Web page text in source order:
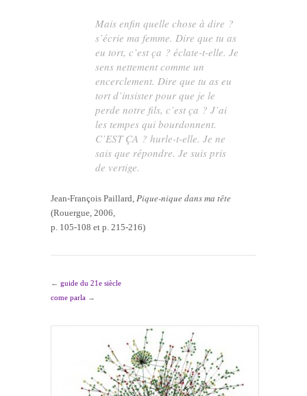
Mais enfinquelle chose à dire ?
s’écrie ma femme. Dire que tu as
eu tort, c’est ça ? éclate-t-elle. Je
sens nettement comme un
encerclement. Dire que tu as eu
tort d’insister pour que je le
perde notre fils, c’est ça ? J’ai
les tempes qui bourdonnent.
C’EST ÇA ? hurle-t-elle. Je ne
sais que répondre. Je suis pris
de vertige.
Jean-François Paillard, Pique-nique dans ma tête
(Rouergue, 2006,
p. 105-108 et p. 215-216)
← guide du 21e siècle
come parla →